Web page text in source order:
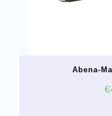
Abena-
€